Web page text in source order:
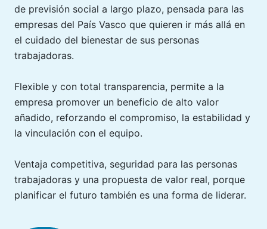
de previsión social a largo plazo, pensada para las
empresas del País Vasco que quieren ir más allá en
el cuidado del bienestar de sus personas
trabajadoras.
Flexible y con total transparencia, permite a la
empresa promover un beneficio de alto valor
añadido, reforzando el compromiso, la estabilidad y
la vinculación con el equipo.
Ventaja competitiva, seguridad para las personas
trabajadoras y una propuesta de valor real, porque
planificar el futuro también es una forma de liderar.